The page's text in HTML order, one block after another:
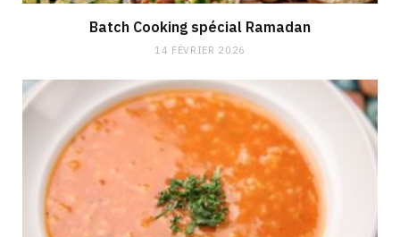
Batch Cooking spécial Ramadan
14 FÉVRIER 2026